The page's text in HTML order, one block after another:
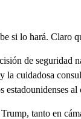
si lo hará. Claro
de seguridad
la cuidadosa
estadounidenses al
tanto en